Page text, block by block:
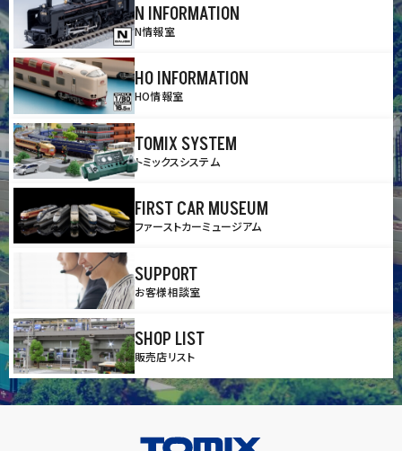
N INFORMATION
N情報室
HO INFORMATION
HO情報室
TOMIX SYSTEM
トミックスシステム
FIRST CAR MUSEUM
ファーストカーミュージアム
SUPPORT
お客様相談室
SHOP LIST
販売店リスト